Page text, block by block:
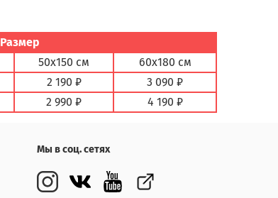
Размер
50х150 см
60х180 см
2 190 ₽
3 090 ₽
2 990 ₽ 4 190 ₽
Мы в соц. сетях